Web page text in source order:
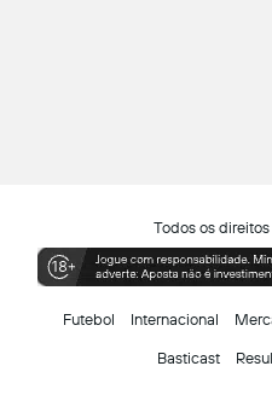
Todos os
Futebol Internacional
Basticast